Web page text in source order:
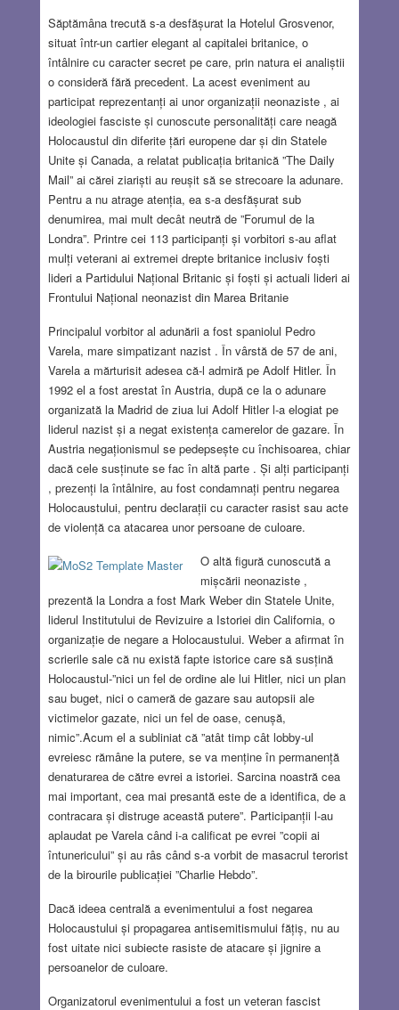
Săptămâna trecută s-a desfășurat la Hotelul Grosvenor,
situat într-un cartier elegant al capitalei britanice, o
întâlnire cu caracter secret pe care, prin natura ei analiștii
o consideră fără precedent. La acest eveniment au
participat reprezentanți ai unor organizații neonaziste , ai
ideologiei fasciste și cunoscute personalități care neagă
Holocaustul din diferite țări europene dar și din Statele
Unite și Canada, a relatat publicația britanică ”The Daily
Mail” ai cărei ziariști au reușit să se strecoare la adunare.
Pentru a nu atrage atenția, ea s-a desfășurat sub
denumirea, mai mult decât neutră de ”Forumul de la
Londra”. Printre cei 113 participanți și vorbitori s-au aflat
mulți veterani ai extremei drepte britanice inclusiv foști
lideri a Partidului Național Britanic și foști și actuali lideri ai
Frontului Național neonazist din Marea Britanie
Principalul vorbitor al adunării a fost spaniolul Pedro
Varela, mare simpatizant nazist . În vârstă de 57 de ani,
Varela a mărturisit adesea că-l admiră pe Adolf Hitler. În
1992 el a fost arestat în Austria, după ce la o adunare
organizată la Madrid de ziua lui Adolf Hitler l-a elogiat pe
liderul nazist și a negat existența camerelor de gazare. În
Austria negaționismul se pedepsește cu închisoarea, chiar
dacă cele susținute se fac în altă parte . Și alți participanți
, prezenți la întâlnire, au fost condamnați pentru negarea
Holocaustului, pentru declarații cu caracter rasist sau acte
de violență ca atacarea unor persoane de culoare.
O altă figură cunoscută a
mișcării neonaziste ,
prezentă la Londra a fost Mark Weber din Statele Unite,
liderul Institutului de Revizuire a Istoriei din California, o
organizație de negare a Holocaustului. Weber a afirmat în
scrierile sale că nu există fapte istorice care să susțină
Holocaustul-”nici un fel de ordine ale lui Hitler, nici un plan
sau buget, nici o cameră de gazare sau autopsii ale
victimelor gazate, nici un fel de oase, cenușă,
nimic”.Acum el a subliniat că ”atât timp cât lobby-ul
evreiesc rămâne la putere, se va menține în permanență
denaturarea de către evrei a istoriei. Sarcina noastră cea
mai important, cea mai presantă este de a identifica, de a
contracara și distruge această putere”. Participanții l-au
aplaudat pe Varela când i-a calificat pe evrei ”copii ai
întunericului” și au râs când s-a vorbit de masacrul terorist
de la birourile publicației ”Charlie Hebdo”.
Dacă ideea centrală a evenimentului a fost negarea
Holocaustului și propagarea antisemitismului fățiș, nu au
fost uitate nici subiecte rasiste de atacare și jignire a
persoanelor de culoare.
Organizatorul evenimentului a fost un veteran fascist